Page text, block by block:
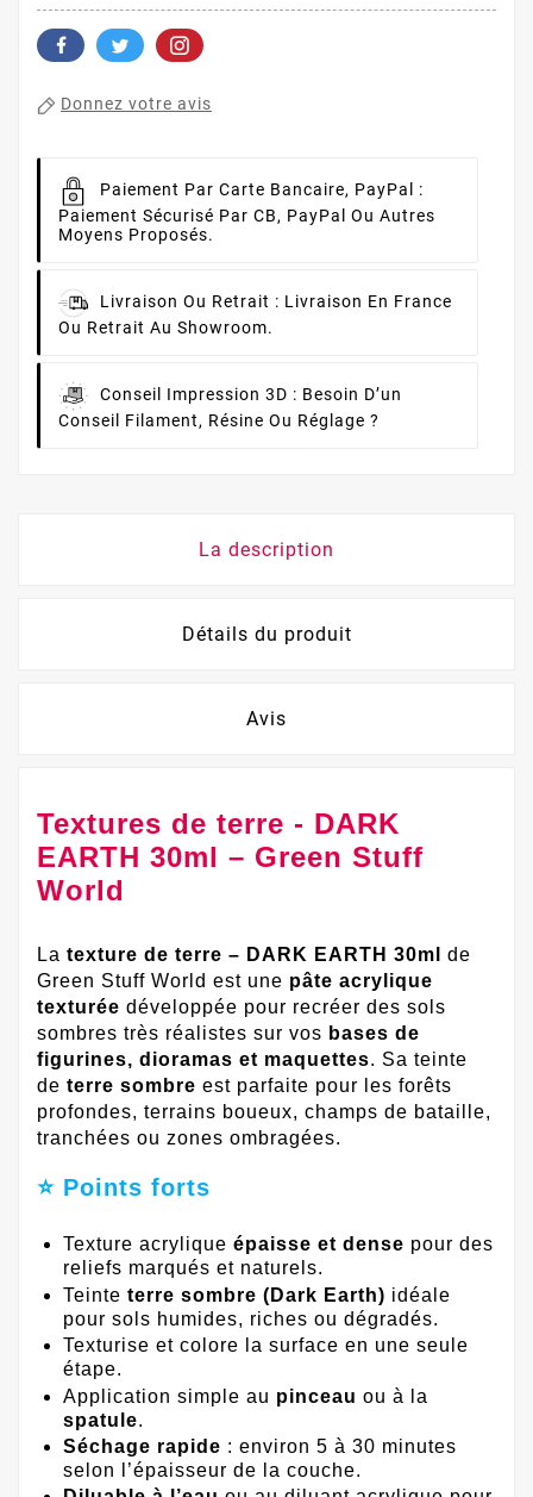
Donnez votre avis
Paiement Par Carte Bancaire, PayPal :
Paiement Sécurisé Par CB, PayPal Ou Autres
Moyens Proposés.
Livraison Ou Retrait : Livraison En France
Ou Retrait Au Showroom.
Conseil Impression 3D : Besoin D’un
Conseil Filament, Résine Ou Réglage ?
La description
Détails du produit
Avis
Textures de terre - DARK
EARTH 30ml – Green Stuff
World
La texture de terre – DARK EARTH 30ml
de
Green Stuff World est une pâte acrylique
texturée développée pour recréer des sols
sombres très réalistes sur vos bases de
figurines, dioramas et maquettes. Sa teinte
de terre sombre est parfaite pour les forêts
profondes, terrains boueux, champs de bataille,
tranchées ou zones ombragées.
⭐ Points forts
Texture acrylique épaisse et dense pour des
reliefs marqués et naturels.
Teinte terre sombre (Dark Earth) idéale
pour sols humides, riches ou dégradés.
Texturise et colore la surface en une seule
étape.
Application simple au pinceau ou à la
spatule.
Séchage rapide : environ 5 à 30 minutes
selon l’épaisseur de la couche.